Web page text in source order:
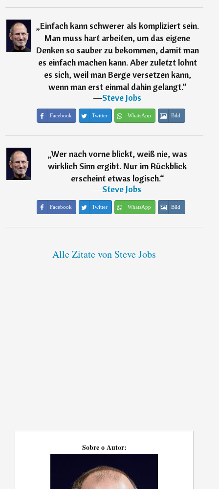
„Einfach kann schwerer als kompliziert sein.
Man muss hart arbeiten, um das eigene
Denken so sauber zu bekommen, damit man
es einfach machen kann. Aber zuletzt lohnt
es sich, weil man Berge versetzen kann,
wenn man erst einmal dahin gelangt.“
―Steve Jobs
Facebook Twitter WhatsApp Bild
„Wer nach vorne blickt, weiß nie, was
wirklich Sinn ergibt. Nur im Rückblick
erscheint etwas logisch.“
―Steve Jobs
Facebook Twitter WhatsApp Bild
Alle Zitate von Steve Jobs
Sobre o Autor: